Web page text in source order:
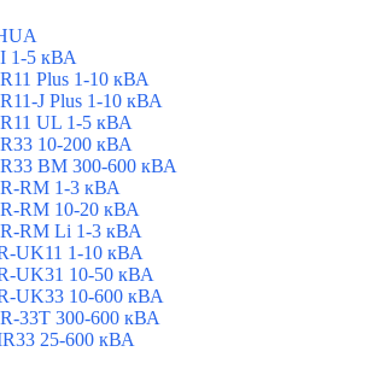
1-5 кВА
Plus 1-10 кВА
J Plus 1-10 кВА
UL 1-5 кВА
10-200 кВА
BM 300-600 кВА
RM 1-3 кВА
RM 10-20 кВА
RM Li 1-3 кВА
UK11 1-10 кВА
UK31 10-50 кВА
UK33 10-600 кВА
33T 300-600 кВА
25-600 кВА